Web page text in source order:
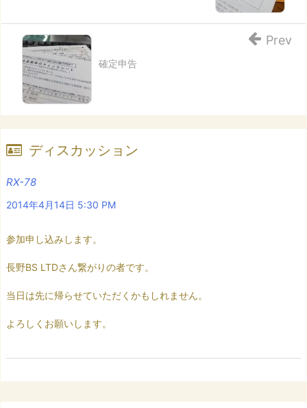
確定申告
Prev
ディスカッション
RX-78
2014年4月14日 5:30 PM
参加申し込みします。
長野BS LTDさん繋がりの者です。
当日は先に帰らせていただくかもしれません。
よろしくお願いします。